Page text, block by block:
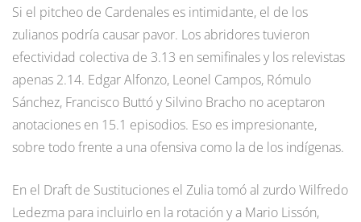
Si el pitcheo de Cardenales es intimidante, el de los
zulianos podría causar pavor. Los abridores tuvieron
efectividad colectiva de 3.13 en semifinales y los relevistas
apenas 2.14. Edgar Alfonzo, Leonel Campos, Rómulo
Sánchez, Francisco Buttó y Silvino Bracho no aceptaron
anotaciones en 15.1 episodios. Eso es impresionante,
sobre todo frente a una ofensiva como la de los indígenas.
En el Draft de Sustituciones el Zulia tomó al zurdo Wilfredo
Ledezma para incluirlo en la rotación y a Mario Lissón,